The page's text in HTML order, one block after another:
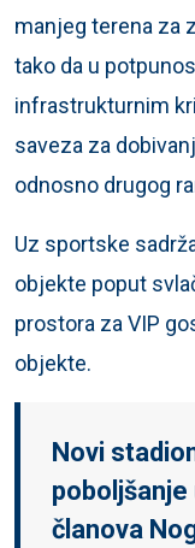
manjeg terena za
tako da u
infrastrukturnim
saveza za
odnosno drugog
Uz sportske
objekte poput
prostora za VIP
objekte.
Novi
članova